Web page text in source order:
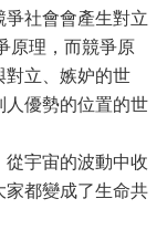
爭社會會產生對立
原理，而競爭原
對立、嫉妒的世
人優勢的位置的世
宇宙的波動中收
家都變成了生命共